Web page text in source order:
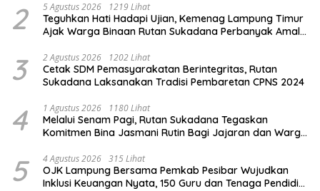
2 5 Agustus 2026 1219 Lihat
Teguhkan Hati Hadapi Ujian, Kemenag Lampung Timur
Ajak Warga Binaan Rutan Sukadana Perbanyak Amal
3 2 Agustus 2026 1202 Lihat
Cetak SDM Pemasyarakatan Berintegritas, Rutan
Sukadana Laksanakan Tradisi Pembaretan CPNS 2024
4 1 Agustus 2026 1180 Lihat
Melalui Senam Pagi, Rutan Sukadana Tegaskan
Komitmen Bina Jasmani Rutin Bagi Jajaran dan Warga
5 4 Agustus 2026 315 Lihat
OJK Lampung Bersama Pemkab Pesibar Wujudkan
Inklusi Keuangan Nyata, 150 Guru dan Tenaga Pendidik